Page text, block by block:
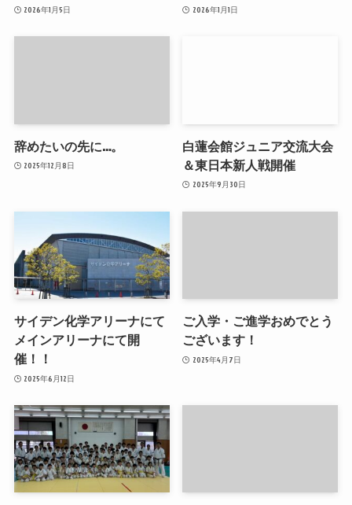
2026年1月5日 2026年1月1日
辞めたいの先に…。
2025年12月8日
白蓮会館ジュニア交流大会
＆東日本新人戦開催
2025年9月30日
サイデン化学アリーナにて
メインアリーナにて開
催！！
2025年6月12日
ご入学・ご進学おめでとう
ございます！
2025年4月7日